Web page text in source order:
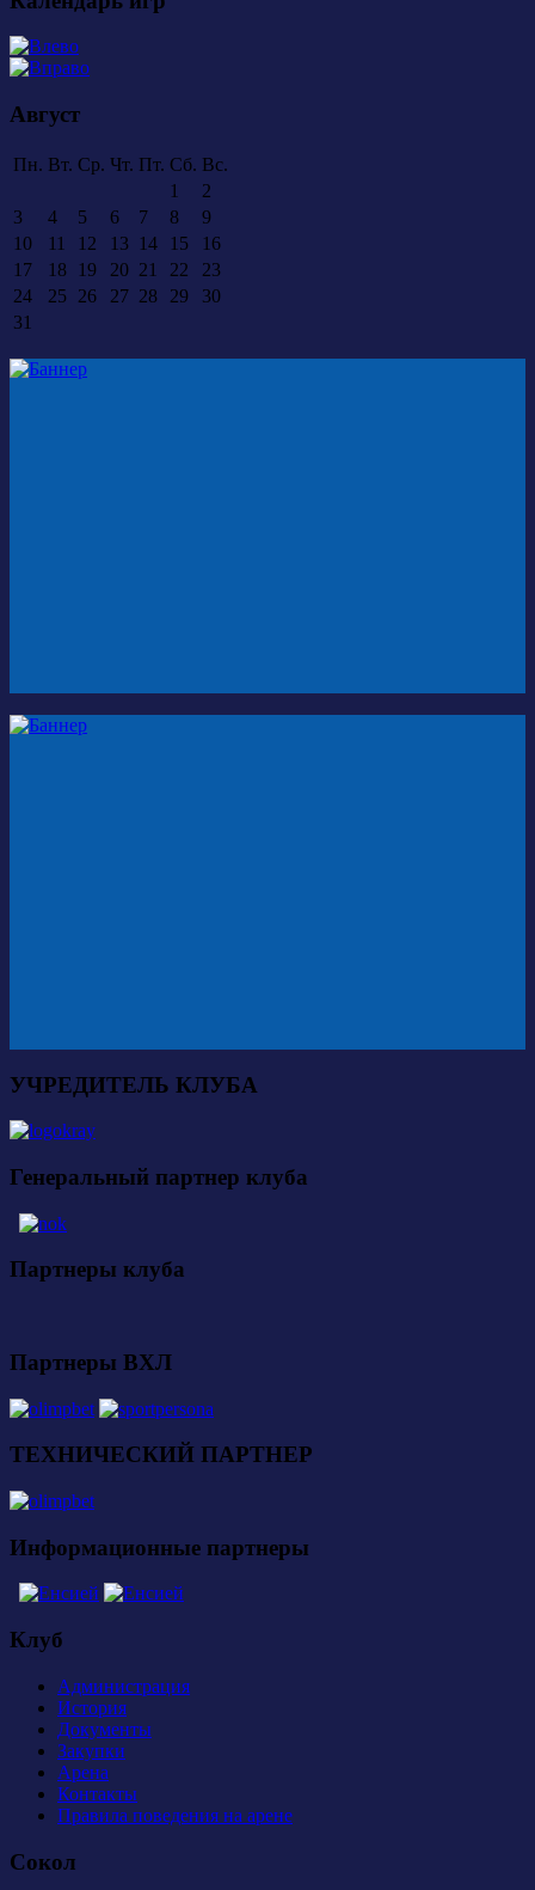
Август
Пн. Вт. Ср. Чт. Пт. Сб. Вс.
1
2
3
4 5 6 7 8
9
10
11 12 13 14 15
16
17
18 19 20 21 22
23
24
25 26 27 28 29
30
31
УЧРЕДИТЕЛЬ КЛУБА
Генеральный партнер клуба
Партнеры клуба
Партнеры ВХЛ
ТЕХНИЧЕСКИЙ ПАРТНЕР
Информационные партнеры
Клуб
Администрация
История
Документы
Закупки
Арена
Контакты
Правила поведения на арене
Сокол